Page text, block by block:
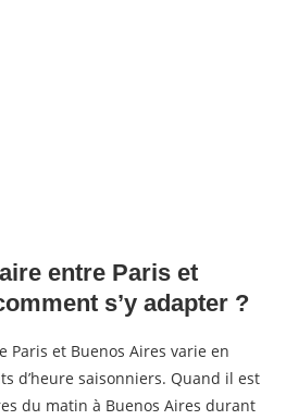
entre Paris et
s’y adapter ?
Paris et Buenos Aires varie en
d’heure saisonniers. Quand il est
du matin à Buenos Aires durant